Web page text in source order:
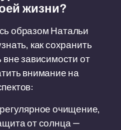
жизни?
образом Натальи
как сохранить
вне зависимости от
внимание на
регулярное очищение,
от солнца —